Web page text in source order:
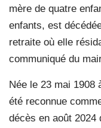
mère de quatre
enfants, est
retraite où elle
communiqué du
Née le 23 mai 1908
été reconnue
décès en août 2024